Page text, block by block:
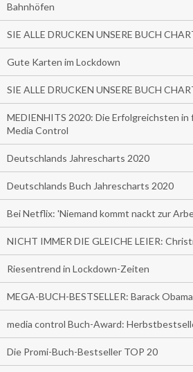
Bahnhöfen
SIE ALLE DRUCKEN UNSERE BUCH
Gute Karten im Lockdown
SIE ALLE DRUCKEN UNSERE BUCH
MEDIENHITS 2020: Die Erfolgreichsten
Media Control
Deutschlands Jahrescharts 2020
Deutschlands Buch Jahrescharts 2020
Bei Netflix: 'Niemand kommt nackt zur
NICHT IMMER DIE GLEICHE LEIER:
Riesentrend in Lockdown-Zeiten
MEGA-BUCH-BESTSELLER: Barack
media control Buch-Award:
Die Promi-Buch-Bestseller TOP 20